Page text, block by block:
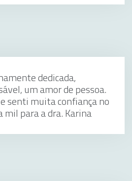
dedicada,
um amor de pessoa.
senti muita confiança no
para a dra. Karina